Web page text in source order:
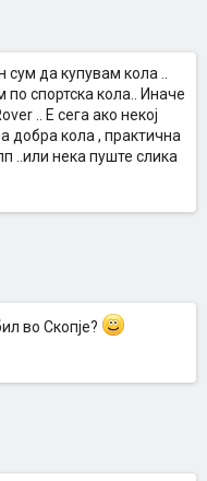
да купувам кола ..
спортска кола.. Иначе
.. Е сега ако некој
добра кола , практична
..или нека пуште слика
во Скопје?